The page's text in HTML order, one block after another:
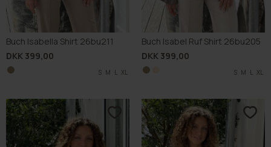
Buch Isabella Shirt 26bu211
DKK 399,00
S M L XL
Buch Isabel Ruf Shirt 26bu205
DKK 399,00
S M L XL
S M L XL